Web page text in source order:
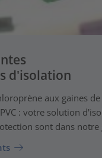
d'isolation
aux gaines
: votre solution
sont dans notre